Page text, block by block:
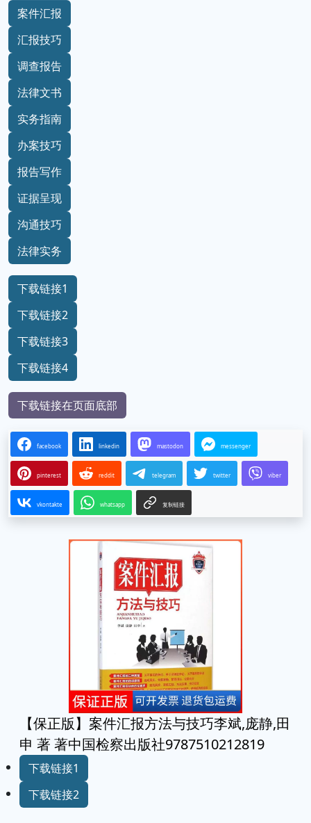
案件汇报
汇报技巧
调查报告
法律文书
实务指南
办案技巧
报告写作
证据呈现
沟通技巧
法律实务
下载链接1
下载链接2
下载链接3
下载链接4
下载链接在页面底部
facebook linkedin mastodon messenger
pinterest reddit telegram twitter viber
vkontakte whatsapp 复制链接
【保正版】案件汇报方法与技巧李斌,庞静,田
申 著 著中国检察出版社9787510212819
下载链接1
下载链接2